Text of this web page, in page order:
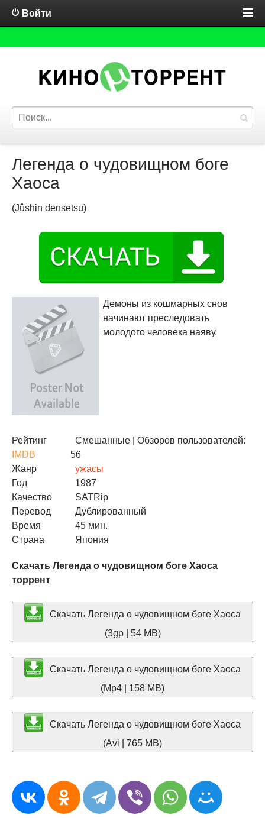
Войти
Легенда о чудовищном боге
Хаоса
(Jûshin densetsu)
Демоны из кошмарных снов
начинают преследовать
молодого человека наяву.
Рейтинг
IMDB
Смешанные | Обзоров пользователей:
56
Жанр
ужасы
Год
1987
Качество
SATRip
Перевод
Дублированный
Время
45 мин.
Страна
Япония
Скачать Легенда о чудовищном боге Хаоса
торрент
Скачать Легенда о чудовищном боге Хаоса
(3gp | 54 MB)
Скачать Легенда о чудовищном боге Хаоса
(Mp4 | 158 MB)
Скачать Легенда о чудовищном боге Хаоса
(Avi | 765 MB)